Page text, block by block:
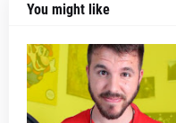
You might like